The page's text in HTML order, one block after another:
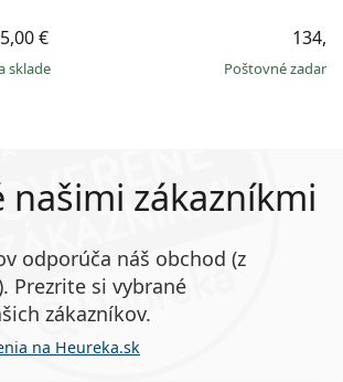
€
sklade Poštovné
našimi zákazníkmi
odporúča náš obchod (z
Prezrite si vybrané
zákazníkov.
na Heureka.sk